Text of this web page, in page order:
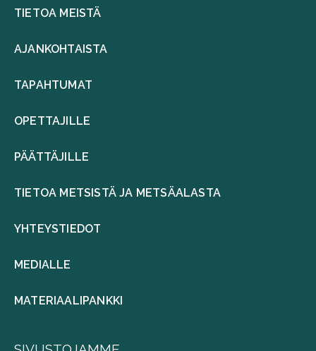
TIETOA MEISTÄ
AJANKOHTAISTA
TAPAHTUMAT
OPETTAJILLE
PÄÄTTÄJILLE
TIETOA METSISTÄ JA METSÄALASTA
YHTEYSTIEDOT
MEDIALLE
MATERIAALIPANKKI